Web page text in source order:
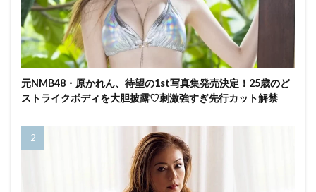
元NMB48・原かれん、待望の1st写真集発売決定！25歳のど
ストライクボディを大胆披露♡刺激強すぎ先行カット解禁